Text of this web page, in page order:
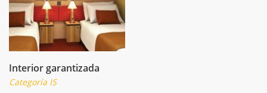
Interior garantizada
Categoría IS